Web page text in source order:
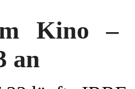
Kino –
an